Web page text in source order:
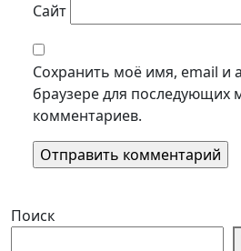
Сайт
Сохранить моё имя, email и
браузере для последующих
комментариев.
Поиск